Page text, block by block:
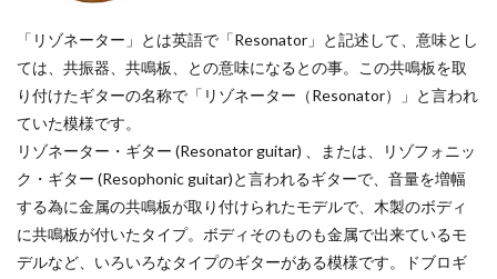
「リゾネーター」とは英語で「Resonator」と記述して、意味とし
ては、共振器、共鳴板、との意味になるとの事。この共鳴板を取
り付けたギターの名称で「リゾネーター（Resonator）」と言われ
ていた模様です。
リゾネーター・ギター (Resonator guitar) 、または、リゾフォニッ
ク・ギター (Resophonic guitar)と言われるギターで、音量を増幅
する為に金属の共鳴板が取り付けられたモデルで、木製のボディ
に共鳴板が付いたタイプ。ボディそのものも金属で出来ているモ
デルなど、いろいろなタイプのギターがある模様です。ドブロギ